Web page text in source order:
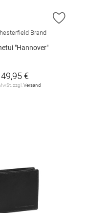
HINZUFÜGEN
Brand
"Hannover"
49,95 €
zzgl.Versand